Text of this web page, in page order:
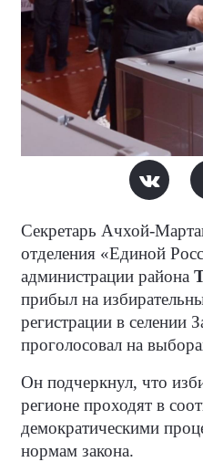
Секретарь Ачхой-
отделения «Единой
администрации района
прибыл на
регистрации в селении
проголосовал на
Он подчеркнул, что
регионе проходят в
демократическими
нормам закона.